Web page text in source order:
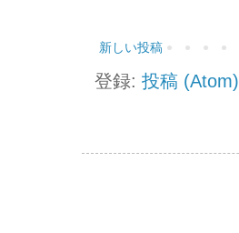
新しい投稿
登録: 投稿 (Atom)